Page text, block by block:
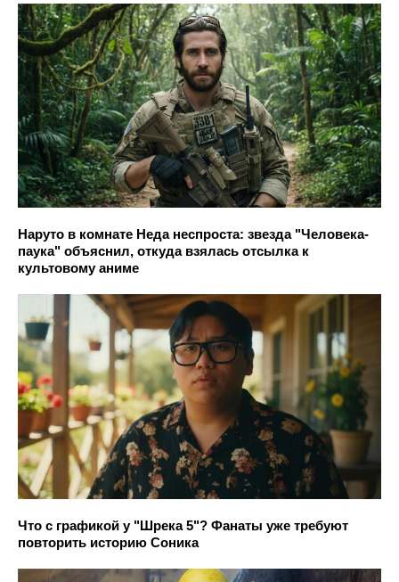
Наруто в комнате Неда неспроста: звезда "Человека-
паука" объяснил, откуда взялась отсылка к
культовому аниме
Что с графикой у "Шрека 5"? Фанаты уже требуют
повторить историю Соника